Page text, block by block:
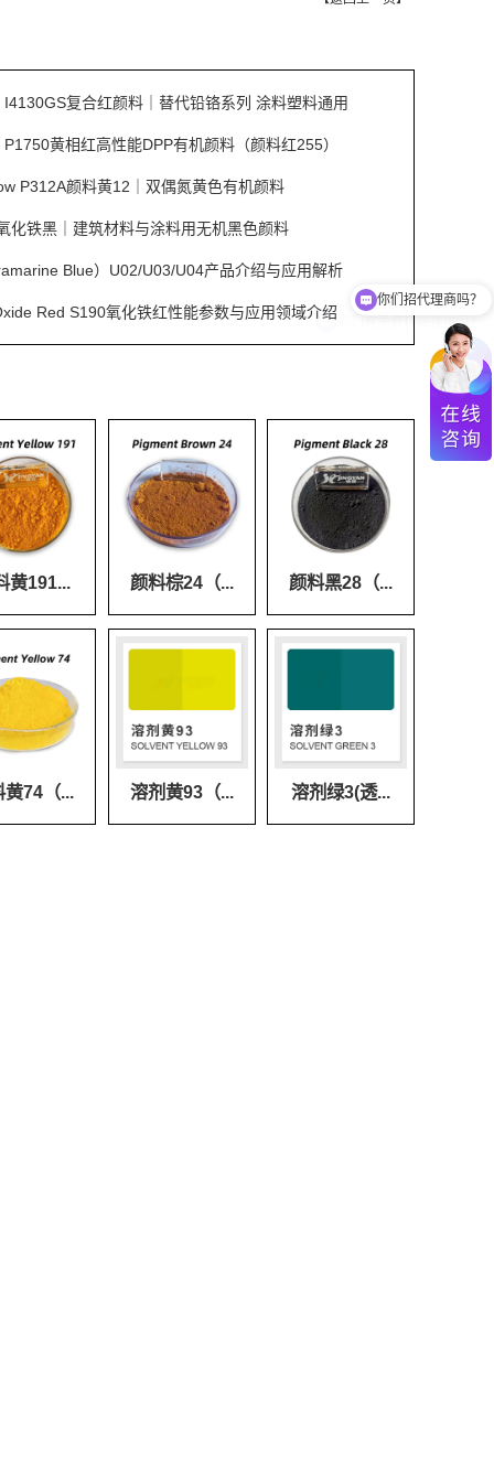
复合红颜料｜替代铅铬系列 涂料塑料通用
黄相红高性能DPP有机颜料（颜料红255）
P312A颜料黄12｜双偶氮黄色有机颜料
化铁黑｜建筑材料与涂料用无机黑色颜料
Blue）U02/U03/U04产品介绍与应用解析
Red S190氧化铁红性能参数与应用领域介绍
黄191... 颜料棕24（... 颜料黑28（...
黄74（... 溶剂黄93（... 溶剂绿3(透...
你们有免费样品提供吗？